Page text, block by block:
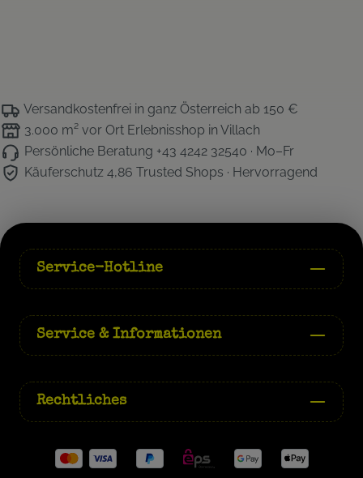
Versandkostenfrei in ganz Österreich ab 150 €
3.000 m² vor Ort Erlebnisshop in Villach
Persönliche Beratung +43 4242 32540 · Mo–Fr
Käuferschutz 4,86 Trusted Shops · Hervorragend
Service-Hotline
Service & Informationen
Rechtliches